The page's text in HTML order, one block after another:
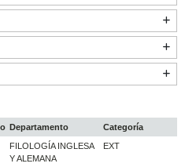
Departamento
Categoría
FILOLOGÍA INGLESA
Y ALEMANA
EXT